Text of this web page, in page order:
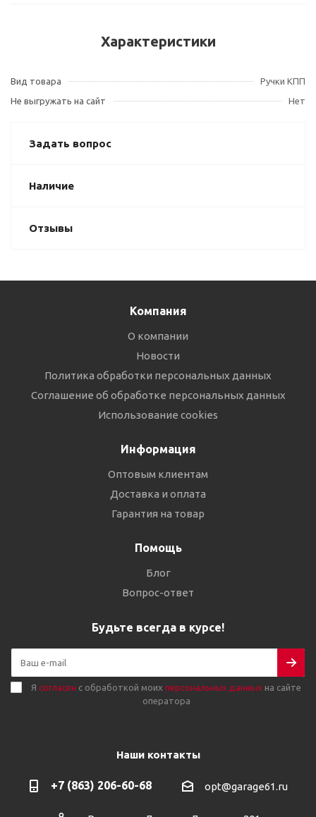
Характеристики
Вид товара
Ручки КПП
Не выгружать на сайт
Нет
Задать вопрос
Наличие
Отзывы
Компания
О компании
Новости
Политика обработки персональных данных
Соглашение об обработке персональных данных
Использование cookies
Информация
Оптовым клиентам
Доставка и оплата
Гарантия на товар
Помощь
Блог
Вопрос-ответ
Будьте всегда в курсе!
Я согласен с обработкой моих персональных данных на сайте
оператора
Наши контакты
+7 (863) 206-60-68 opt@garage61.ru